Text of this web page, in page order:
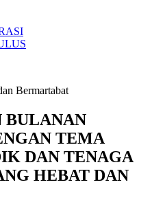
Bermartabat
BULANAN
TEMA
DAN TENAGA
HEBAT DAN